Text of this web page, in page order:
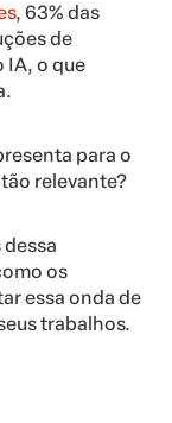
, 63% das
de
IA, o que
para o
relevante?
os
essa onda de
trabalhos.